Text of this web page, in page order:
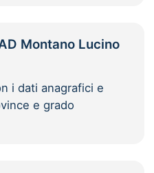
Montano Lucino
i dati anagrafici e
e grado